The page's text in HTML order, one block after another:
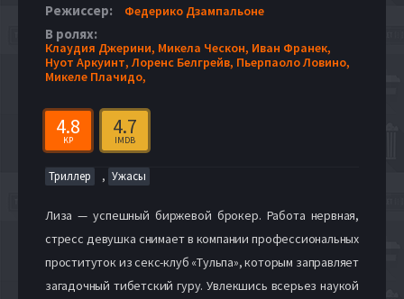
Режиссер: Федерико Дзампальоне
В ролях:
Клаудия Джерини, Микела Ческон, Иван Франек,
Нуот Аркуинт,Лоренс Белгрейв, Пьерпаоло Ловино,
Микеле Плачидо,
4.8
KP
4.7
IMDB
Триллер , Ужасы
Лиза — успешный биржевой брокер. Работа нервная,
стресс девушка снимает в компании профессиональных
проституток из секс-клуб «Тульпа», которым заправляет
загадочный тибетский гуру. Увлекшись всерьез наукой